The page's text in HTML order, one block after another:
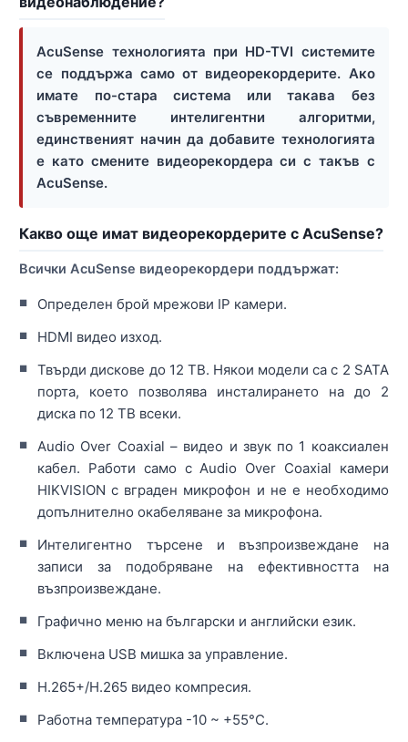
AcuSense технологията при HD-TVI системите
се поддържа само от видеорекордерите. Ако
имате по-стара система или такава без
съвременните интелигентни алгоритми,
единственият начин да добавите технологията
е като смените видеорекордера си с такъв с
AcuSense.
Какво още имат видеорекордерите с AcuSense?
Всички AcuSense видеорекордери поддържат:
Определен брой мрежови IP камери.
HDMI видео изход.
Твърди дискове до 12 TB. Някои модели са с 2 SATA
порта, което позволява инсталирането на до 2
диска по 12 TB всеки.
Audio Over Coaxial – видео и звук по 1 коаксиален
кабел. Работи само с Audio Over Coaxial камери
HIKVISION с вграден микрофон и не е необходимо
допълнително окабеляване за микрофона.
Интелигентно търсене и възпроизвеждане на
записи за подобряване на ефективността на
възпроизвеждане.
Графично меню на български и английски език.
Включена USB мишка за управление.
H.265+/H.265 видео компресия.
Работна температура -10 ~ +55°C.